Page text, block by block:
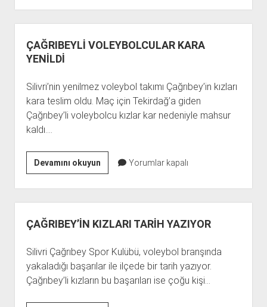
HAZIR
ÇAĞRIBEYLİ VOLEYBOLCULAR KARA
YENİLDİ
Silivri’nin yenilmez voleybol takımı Çağrıbey’in kızları
kara teslim oldu. Maç için Tekirdağ’a giden
Çağrıbey’li voleybolcu kızlar kar nedeniyle mahsur
kaldı.…
Devamını okuyunÇAĞRIBEYLİ
VOLEYBOLCULAR
KARA
YENİLDİ
Yorumlar kapalı
ÇAĞRIBEY’İN KIZLARI TARİH YAZIYOR
Silivri Çağrıbey Spor Kulübü, voleybol branşında
yakaladığı başarılar ile ilçede bir tarih yazıyor.
Çağrıbey’li kızların bu başarıları ise çoğu kişi…